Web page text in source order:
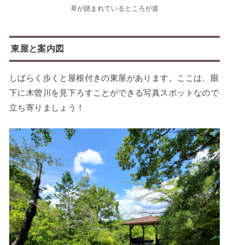
草が踏まれているところが道
東屋と案内図
しばらく歩くと屋根付きの東屋があります。ここは、眼
下に木曽川を見下ろすことができる写真スポットなので
立ち寄りましょう！